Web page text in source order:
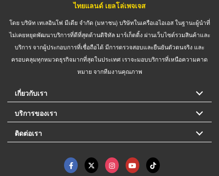
ไทยแลนด์ เยลโล่เพจเจส
โดย บริษัท เทเลอินโฟ มีเดีย จำกัด (มหาชน) บริษัทในเครือเอไอเอส ในฐานะผู้นำที่
ไม่เคยหยุดพัฒนาบริการที่ดีที่สุดด้านดิจิทัล มาร์เก็ตติ้ง ผ่านเว็บไซต์รวมสินค้าและ
บริการ จากผู้ประกอบการที่เชื่อถือได้ มีการตรวจสอบและยืนยันตัวตนจริง และ
ครอบคลุมทุกหมวดธุรกิจมากที่สุดในประเทศ เราจะมอบบริการที่เหนือความคาด
หมาย จากทีมงานคุณภาพ
เกี่ยวกับเรา
บริการของเรา
ติดต่อเรา